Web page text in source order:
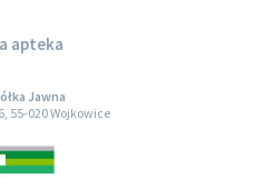
apteka
Jawna
55-020 Wojkowice